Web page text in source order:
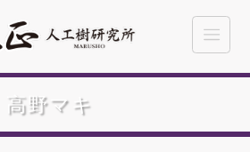
高野マキ